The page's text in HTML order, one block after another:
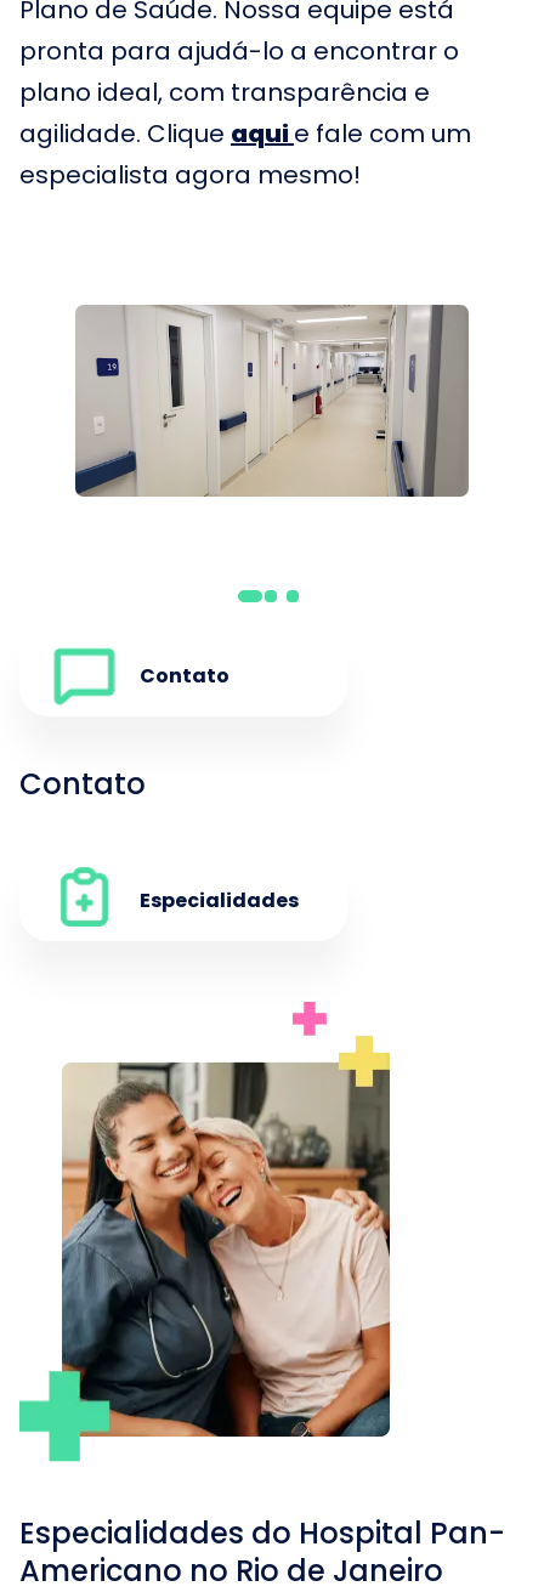
Plano de Saúde. Nossa equipe está
pronta para ajudá-lo a encontrar o
plano ideal, com transparência e
agilidade. Clique aqui e fale com um
especialista agora mesmo!
Contato
Contato
Especialidades
Especialidades do Hospital Pan-
Americano no Rio de Janeiro